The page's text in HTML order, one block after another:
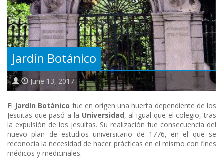
Jardín Botánico
June 13, 2017
El Jardín Botánico fue en origen una huerta dependiente de los
Jesuitas que pasó a la Universidad, al igual que el colegio, tras
la expulsión de los jesuitas. Su realización fue consecuencia del
nuevo plan de estudios universitario de 1776, en el que se
reconocía la necesidad de hacer prácticas en el mismo con fines
médicos y medicinales.